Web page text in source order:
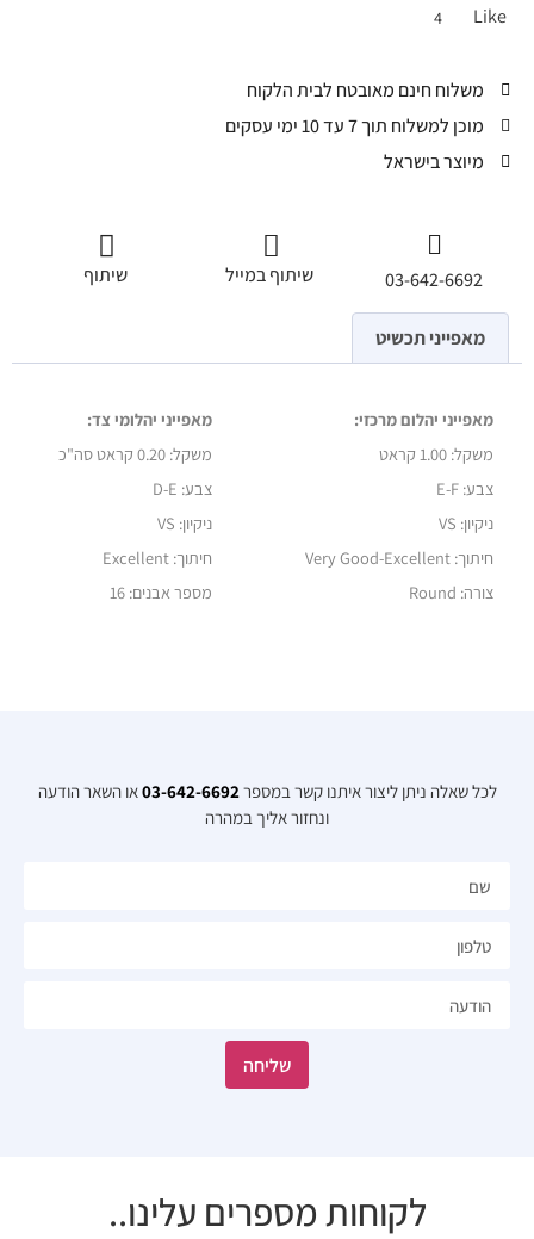
Like
משלוח חינם מאובטח לבית הלקוח
מוכן למשלוח תוך 7 עד 10 ימי עסקים
מיוצר בישראל
03-642-6692 שיתוף במייל שיתוף
מאפייני תכשיט
מאפייני יהלום מרכזי:
מאפייני יהלומי צד:
משקל:1.00 קראט משקל:0.20 קראט סה"כ
צבע: E-F
צבע: D-E
ניקיון: VS
ניקיון: VS
חיתוך: Very Good-Excellent
חיתוך: Excellent
צורה: Round
מספר אבנים: 16
לכל שאלה ניתן ליצור איתנו קשר במספר03-642-6692או השאר הודעה
ונחזור אליך במהרה​
שליחה
לקוחות מספרים עלינו..